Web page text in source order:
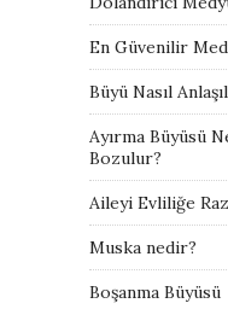
En Güvenilir
Büyü Nasıl
Ayırma Büyüsü
Bozulur?
Aileyi Evliliğe
Muska nedir?
Boşanma Büyüsü